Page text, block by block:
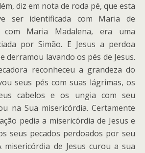
diz em nota de roda pé, que esta
ser identificada com Maria de
Maria Madalena, era uma
por Simão. E Jesus a perdoa
derramou lavando os pés de Jesus.
reconheceu a grandeza do
seus pés com suas lágrimas, os
cabelos e os ungia com seu
na Sua misericórdia. Certamente
pedia a misericórdia de Jesus e
seus pecados perdoados por seu
misericórdia de Jesus curou a sua